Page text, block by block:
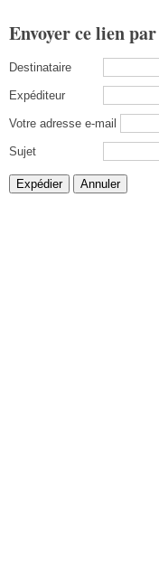
Envoyer ce lien
Destinataire
Expéditeur
Votre adresse e-mail
Sujet
Expédier Annuler